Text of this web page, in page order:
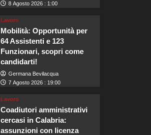
8 Agosto 2026 : 1:00
Lavoro
Mobilità: Opportunità per
64 Assistenti e 123
Funzionari, scopri come
candidarti!
Germana Bevilacqua
7 Agosto 2026 : 19:00
Lavoro
Coadiutori amministrativi
cercasi in Calabria:
assunzioni con licenza